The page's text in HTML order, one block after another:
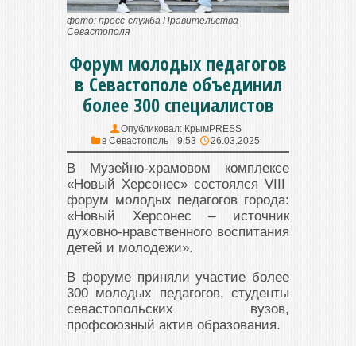
фото: пресс-служба Правительства
Севастополя
Форум молодых педагогов
в Севастополе объединил
более 300 специалистов
Опубликовал: КрымPRESS
в Севастополь 9:53 26.03.2025
В Музейно-храмовом комплексе
«Новый Херсонес» состоялся VIII
форум молодых педагогов города:
«Новый Херсонес – источник
духовно-нравственного воспитания
детей и молодежи».
В форуме приняли участие более
300 молодых педагогов, студенты
севастопольских вузов,
профсоюзный актив образования.